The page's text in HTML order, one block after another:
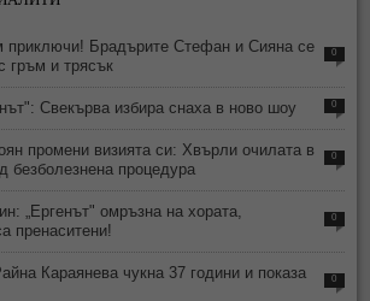
приключи! Брадърите Стефан и Сияна се
гръм и трясък
0
Свекърва избира снаха в ново шоу 0
промени визията си: Хвърли очилата в
безболезнена процедура
0
„Ергенът" омръзна на хората,
пренаситени!
0
Караянева чукна 37 години и показа
0